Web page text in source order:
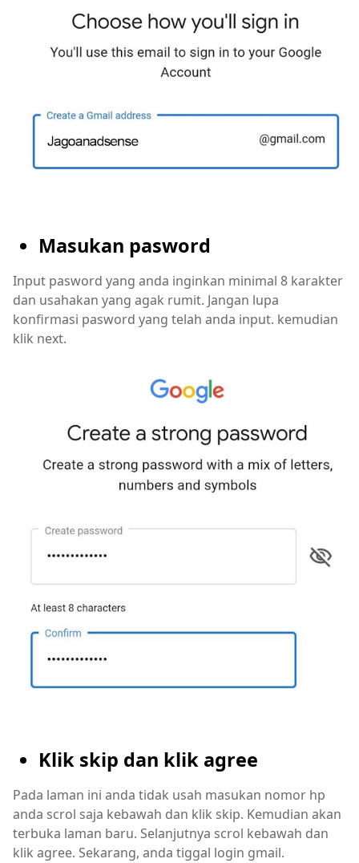
Masukan pasword
Input pasword yang anda inginkan minimal 8 karakter
dan usahakan yang agak rumit. Jangan lupa
konfirmasi pasword yang telah anda input. kemudian
klik next.
Klik skip dan klik agree
Pada laman ini anda tidak usah masukan nomor hp
anda scrol saja kebawah dan klik skip. Kemudian akan
terbuka laman baru. Selanjutnya scrol kebawah dan
klik agree. Sekarang, anda tiggal login gmail.